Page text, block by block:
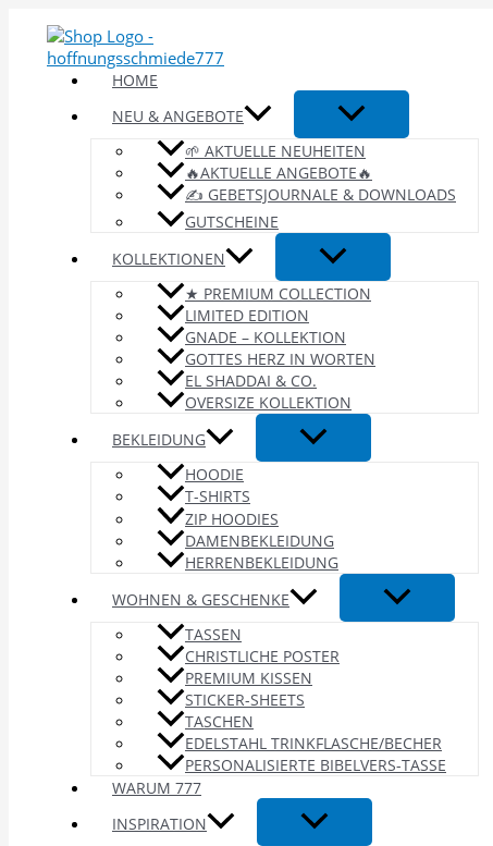
Inhalt
springen
HOME
NEU & ANGEBOTE
🌱 AKTUELLE NEUHEITEN
🔥AKTUELLE ANGEBOTE🔥
✍️ GEBETSJOURNALE & DOWNLOADS
GUTSCHEINE
KOLLEKTIONEN
★ PREMIUM COLLECTION
LIMITED EDITION
GNADE – KOLLEKTION
GOTTES HERZ IN WORTEN
EL SHADDAI & CO.
OVERSIZE KOLLEKTION
BEKLEIDUNG
HOODIE
T-SHIRTS
ZIP HOODIES
DAMENBEKLEIDUNG
HERRENBEKLEIDUNG
WOHNEN & GESCHENKE
TASSEN
CHRISTLICHE POSTER
PREMIUM KISSEN
STICKER-SHEETS
TASCHEN
EDELSTAHL TRINKFLASCHE/BECHER
PERSONALISIERTE BIBELVERS-TASSE
WARUM 777
INSPIRATION